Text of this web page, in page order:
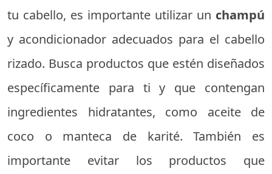
tu cabello, es importante utilizar un champú
y acondicionador adecuados para el cabello
rizado. Busca productos que estén diseñados
específicamente para ti y que contengan
ingredientes hidratantes, como aceite de
coco o manteca de karité. También es
importante evitar los productos que